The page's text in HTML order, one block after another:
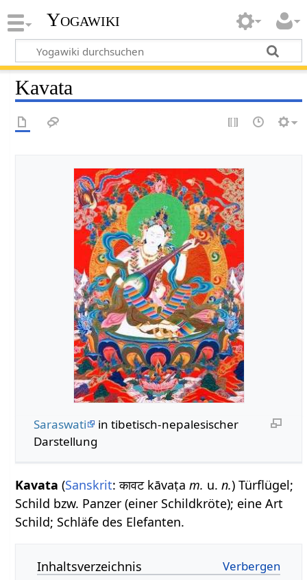
Yogawiki
Kavata
Saraswati
in tibetisch-nepalesischer
Darstellung
Kavata(Sanskrit: कावट kāvaṭam. u.n.) Türflügel;
Schild bzw. Panzer (einer Schildkröte); eine Art
Schild; Schläfe des Elefanten.
Inhaltsverzeichnis